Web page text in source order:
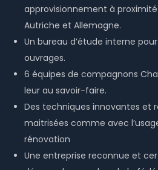
approvisionnement à proximité
Autriche et Allemagne.
Un bureau d’étude interne
ouvrages.
6 équipes de compagnons
leur au savoir-faire.
Des techniques innovantes et
maitrisées comme avec
rénovation
Une entreprise reconnue et